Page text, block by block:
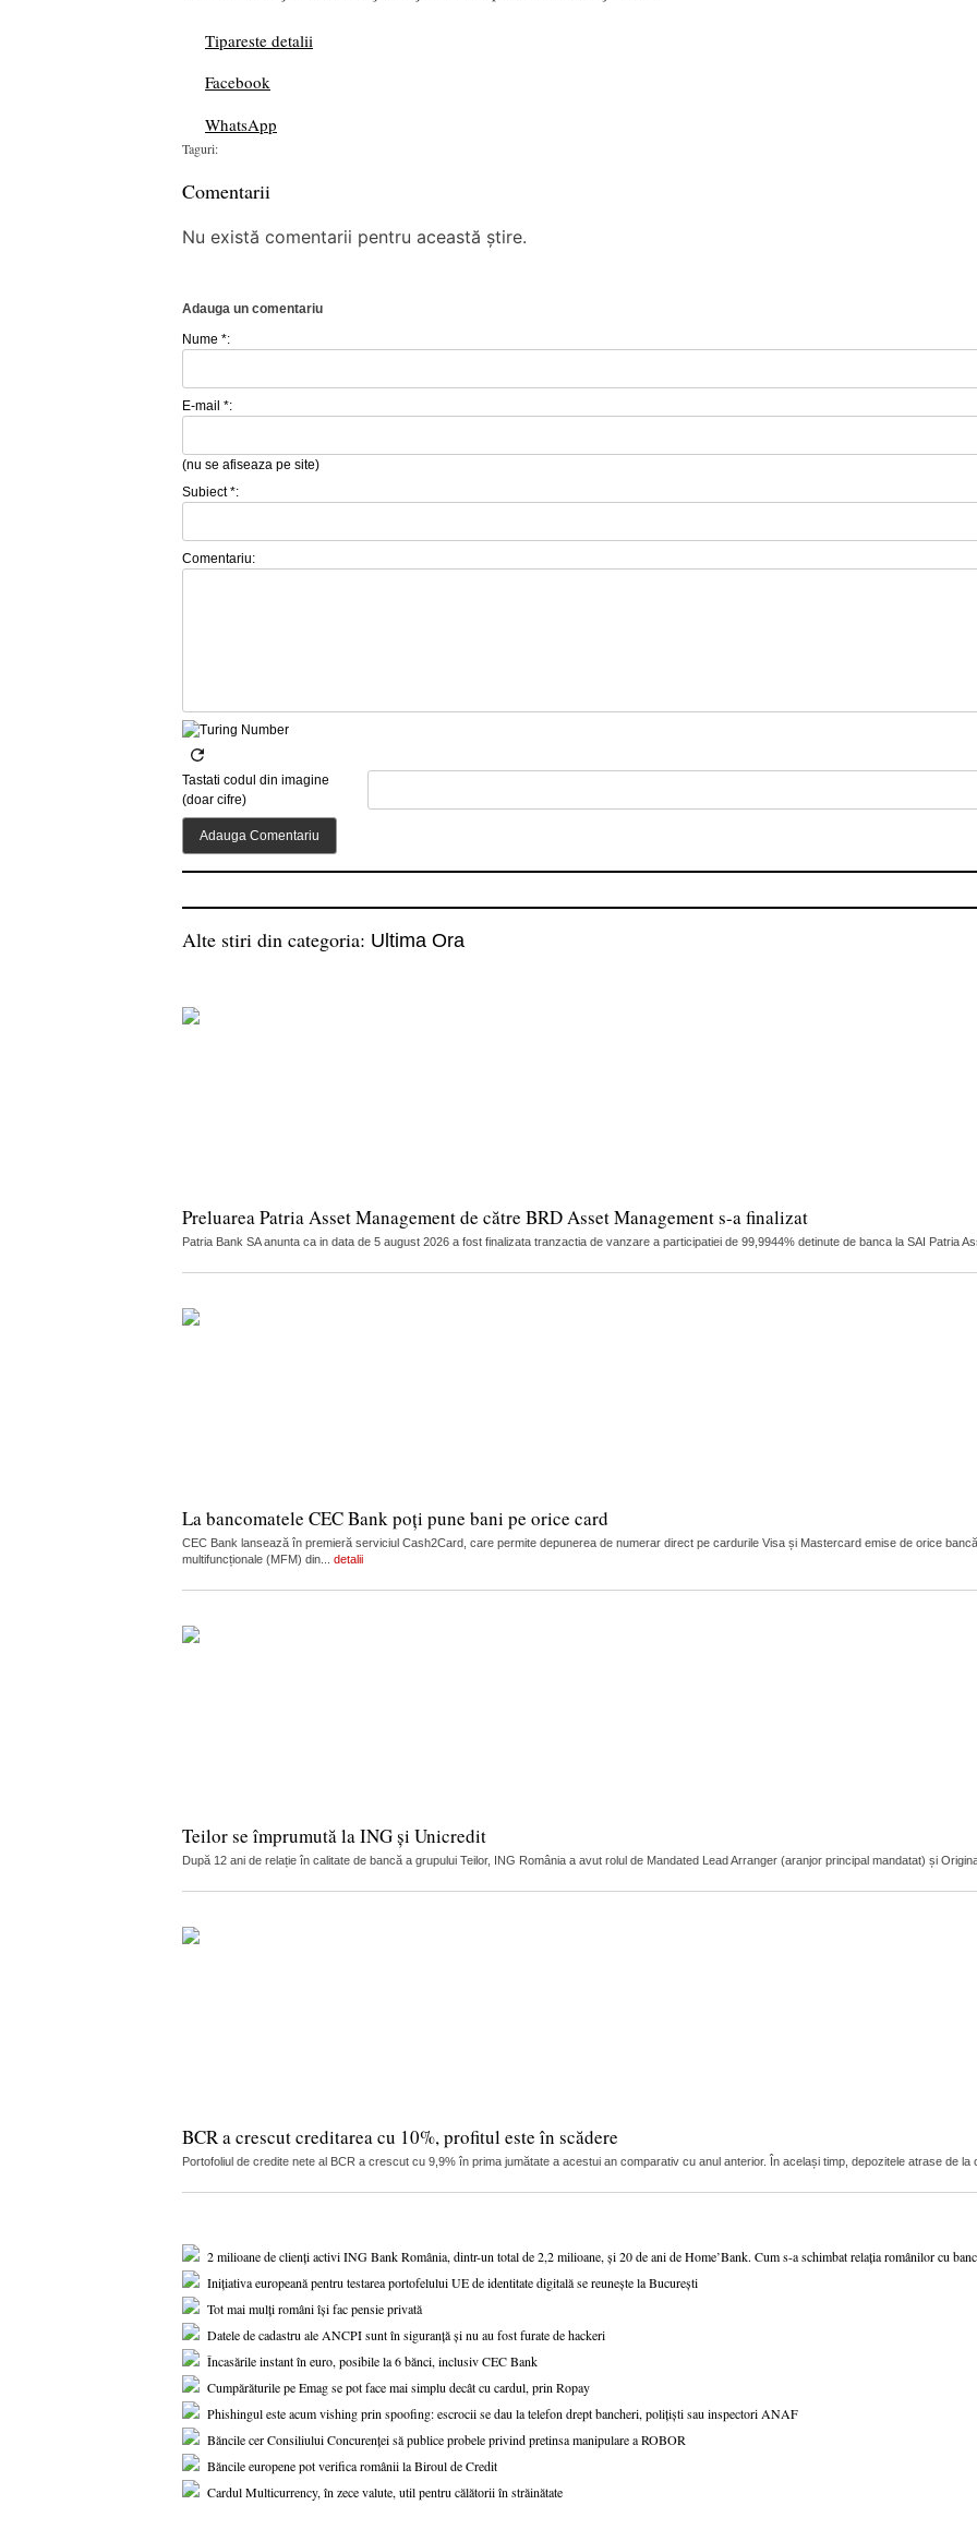
Tipareste detalii
Facebook
WhatsApp
Taguri:
Comentarii
Nu există comentarii pentru această știre.
Adauga un comentariu
Nume *:
E-mail *:
(nu se afiseaza pe site)
Subiect *:
Comentariu:
Tastati codul din imagine
(doar cifre)
Alte stiri din categoria: Ultima Ora
Preluarea Patria Asset Management de către BRD Asset Management s-a finalizat
Patria Bank SA anunta ca in data de 5 august 2026 a fost finalizata tranzactia de vanzare a participatiei de 99,9944% detinute de banca la SAI Patria
La bancomatele CEC Bank poți pune bani pe orice card
CEC Bank lansează în premieră serviciul Cash2Card, care permite depunerea de numerar direct pe cardurile Visa și Mastercard emise de orice
multifuncționale (MFM) din... detalii
Teilor se împrumută la ING și Unicredit
După 12 ani de relație în calitate de bancă a grupului Teilor, ING România a avut rolul de Mandated Lead Arranger (aranjor principal mandatat) și
BCR a crescut creditarea cu 10%, profitul este în scădere
Portofoliul de credite nete al BCR a crescut cu 9,9% în prima jumătate a acestui an comparativ cu anul anterior. În același timp, depozitele atrase de la
2 milioane de clienți activi ING Bank România, dintr-un total de 2,2 milioane, și 20 de ani de Home’Bank. Cum s-a schimbat relația românilor cu
Inițiativa europeană pentru testarea portofelului UE de identitate digitală se reunește la București
Tot mai mulți români își fac pensie privată
Datele de cadastru ale ANCPI sunt în siguranță și nu au fost furate de hackeri
Încasările instant în euro, posibile la 6 bănci, inclusiv CEC Bank
Cumpărăturile pe Emag se pot face mai simplu decât cu cardul, prin Ropay
Phishingul este acum vishing prin spoofing: escrocii se dau la telefon drept bancheri, polițiști sau inspectori ANAF
Băncile cer Consiliului Concurenței să publice probele privind pretinsa manipulare a ROBOR
Băncile europene pot verifica românii la Biroul de Credit
Cardul Multicurrency, în zece valute, util pentru călătorii în străinătate